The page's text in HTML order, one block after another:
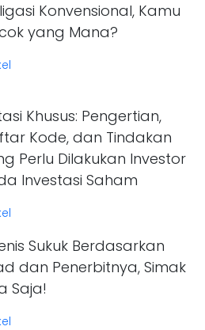
Konvensional, Kamu
yang Mana?
Khusus: Pengertian,
Kode, dan Tindakan
Perlu Dilakukan Investor
Investasi Saham
Sukuk Berdasarkan
dan Penerbitnya, Simak
Saja!